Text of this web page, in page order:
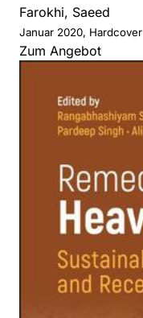
Farokhi, Saeed
Januar 2020, Hardcover
Zum Angebot